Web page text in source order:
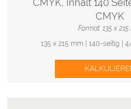
CMYK, Inhalt 140
CMYK
Format: 135 x
135 x 215 mm | 140-seitig |